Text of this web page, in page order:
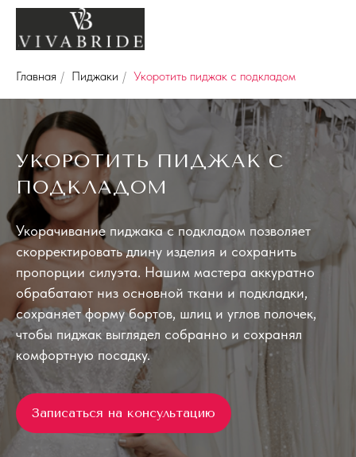
Главная / Пиджаки / Укоротить пиджак с подкладом
УКОРОТИТЬ ПИДЖАК С
ПОДКЛАДОМ
Укорачивание пиджака с подкладом позволяет
скорректировать длину изделия и сохранить
пропорции силуэта. Нашим мастера аккуратно
обрабатают низ основной ткани и подкладки,
сохраняет форму бортов, шлиц и углов полочек,
чтобы пиджак выглядел собранно и сохранял
комфортную посадку.
Записаться на консультацию